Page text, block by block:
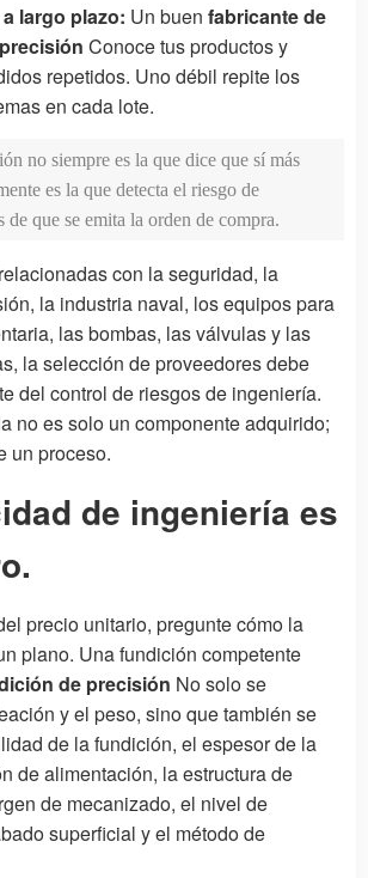
largo plazo: Un buen fabricante de
Conoce tus productos y
repetidos. Uno débil repite los
en cada lote.
no siempre es la que dice que sí más
es la que detecta el riesgo de
de que se emita la orden de compra.
con la seguridad, la
la industria naval, los equipos para
las bombas, las válvulas y las
la selección de proveedores debe
del control de riesgos de ingeniería.
no es solo un componente adquirido;
un proceso.
de ingeniería es
precio unitario, pregunte cómo la
plano. Una fundición competente
de precisión No solo se
y el peso, sino que también se
de la fundición, el espesor de la
de alimentación, la estructura de
de mecanizado, el nivel de
superficial y el método de